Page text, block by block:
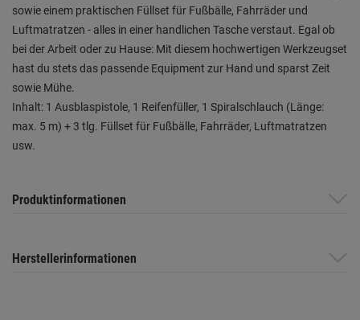
sowie einem praktischen Füllset für Fußbälle, Fahrräder und
Luftmatratzen - alles in einer handlichen Tasche verstaut. Egal ob
bei der Arbeit oder zu Hause: Mit diesem hochwertigen Werkzeugset
hast du stets das passende Equipment zur Hand und sparst Zeit
sowie Mühe.
Inhalt: 1 Ausblaspistole, 1 Reifenfüller, 1 Spiralschlauch (Länge:
max. 5 m) + 3 tlg. Füllset für Fußbälle, Fahrräder, Luftmatratzen
usw.
Produktinformationen
Herstellerinformationen